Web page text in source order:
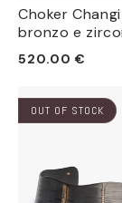
Choker
bronzo e
Prezzo
listino
520.00 €
OUT OF STOCK